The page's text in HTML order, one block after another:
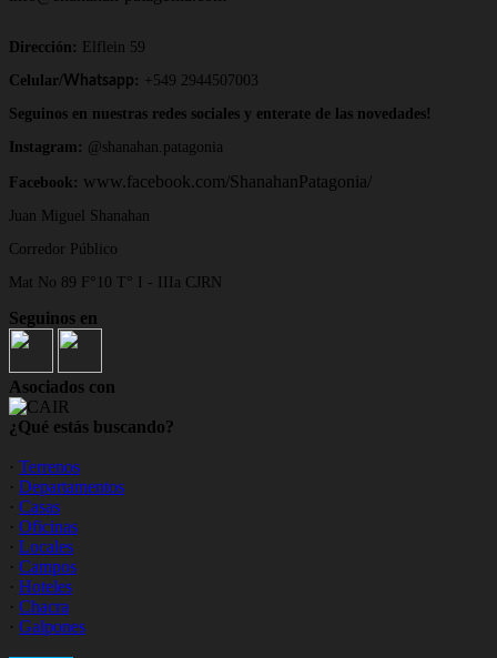
Dirección:
Elflein 59
Celular/Whatsapp : +549 2944507003
Seguinos en nuestras redes sociales y enterate de las novedades!
Instagram: @shanahan.patagonia
Facebook: www.facebook.com/ShanahanPatagonia/
Juan Miguel Shanahan
Corredor Público
Mat No 89 F°10 T° I - IIIa CJRN
Seguinos en
Asociados con
¿Qué estás buscando?
· Terrenos
· Departamentos
· Casas
· Oficinas
· Locales
· Campos
· Hoteles
· Chacra
· Galpones